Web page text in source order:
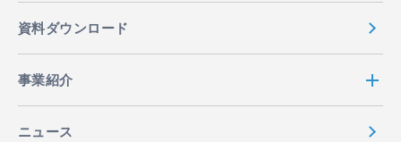
資料ダウンロード
事業紹介
ニュース